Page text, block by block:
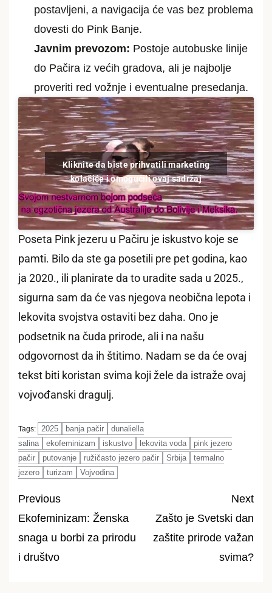
postavljeni, a navigacija će vas bez problema
dovesti do Pink Banje.
Javnim prevozom: Postoje autobuske linije
do Pačira iz većih gradova, ali je najbolje
proveriti red vožnje i eventualne presedanja.
Kliknite da biste prihvatili marketing
kolačiće i omogućili ovaj sadržaj
Poseta Pink jezeru u Pačiru je iskustvo koje se
pamti. Bilo da ste ga posetili pre pet godina, kao
ja 2020., ili planirate da to uradite sada u 2025.,
sigurna sam da će vas njegova neobična lepota i
lekovita svojstva ostaviti bez daha. Ono je
podsetnik na čuda prirode, ali i na našu
odgovornost da ih štitimo. Nadam se da će ovaj
tekst biti koristan svima koji žele da istraže ovaj
vojvođanski dragulj.
Tags: 2025 banja pačir
dunaliella
salina
ekofeminizam iskustvo lekovita voda
pink jezero
pačir
putovanje ružičasto jezero pačir Srbija
termalno
jezero
turizam Vojvodina
Post
navigation
Previous
Ekofeminizam: Ženska
snaga u borbi za prirodu
i društvo
Next
Zašto je Svetski dan
zaštite prirode važan
svima?